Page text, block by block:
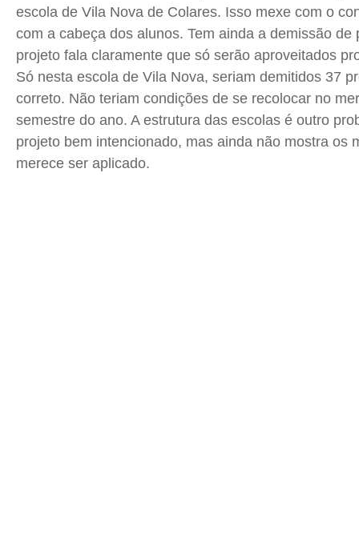
escola de Vila Nova de Colares. Isso mexe com o
com a cabeça dos alunos. Tem ainda a demissão de
projeto fala claramente que só serão aproveitados
Só nesta escola de Vila Nova, seriam demitidos 37
correto. Não teriam condições de se recolocar no
semestre do ano. A estrutura das escolas é outro
projeto bem intencionado, mas ainda não mostra os
merece ser aplicado.